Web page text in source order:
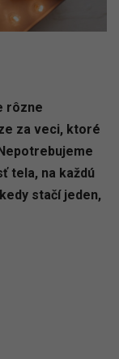
rôzne
za veci, ktoré
tela, na každú
stačí jeden,